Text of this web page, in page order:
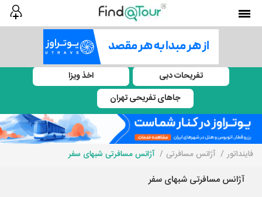
تفریحات دبی
اخذ ویزا
جاهای تفریحی تهران
فاینداتور آژانس مسافرتی آژانس مسافرتی شبهای سفر
آژانس مسافرتی شبهای سفر